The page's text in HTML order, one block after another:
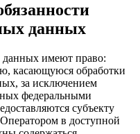
данных
данных имеют право:
касающуюся обработки
за исключением
федеральными
субъекту
в доступной